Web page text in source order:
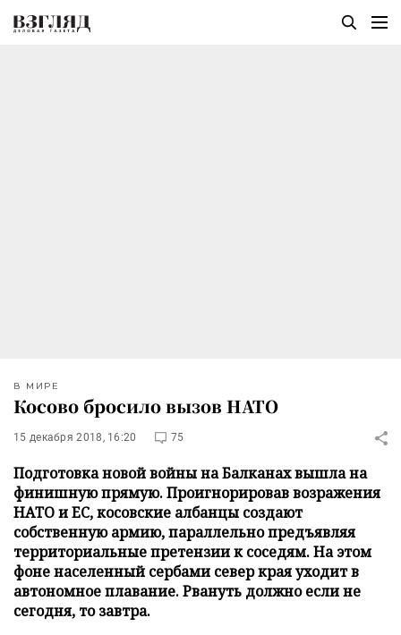
В МИРЕ
Косово бросило вызов НАТО
15 декабря 2018, 16:20 75
Подготовка новой войны на Балканах вышла на
финишную прямую. Проигнорировав возражения
НАТО и ЕС, косовские албанцы создают
собственную армию, параллельно предъявляя
территориальные претензии к соседям. На этом
фоне населенный сербами север края уходит в
автономное плавание. Рвануть должно если не
сегодня, то завтра.